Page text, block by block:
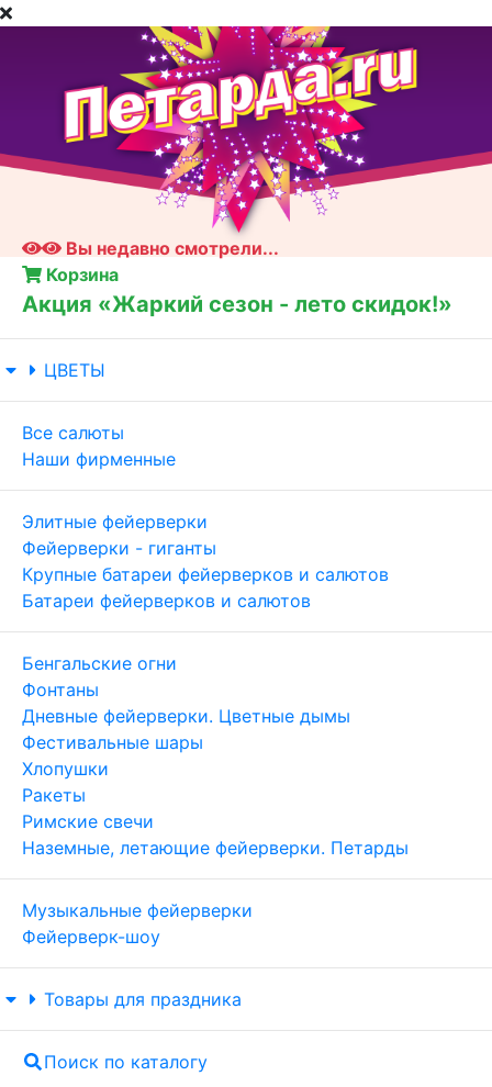
Вы недавно смотрели...
Корзина
Акция «Жаркий сезон - лето скидок!»
ЦВЕТЫ
Все салюты
Наши фирменные
Элитные фейерверки
Фейерверки - гиганты
Крупные батареи фейерверков и салютов
Батареи фейерверков и салютов
Бенгальские огни
Фонтаны
Дневные фейерверки. Цветные дымы
Фестивальные шары
Хлопушки
Ракеты
Римские свечи
Наземные, летающие фейерверки. Петарды
Музыкальные фейерверки
Фейерверк-шоу
Товары для праздника
Поиск по каталогу